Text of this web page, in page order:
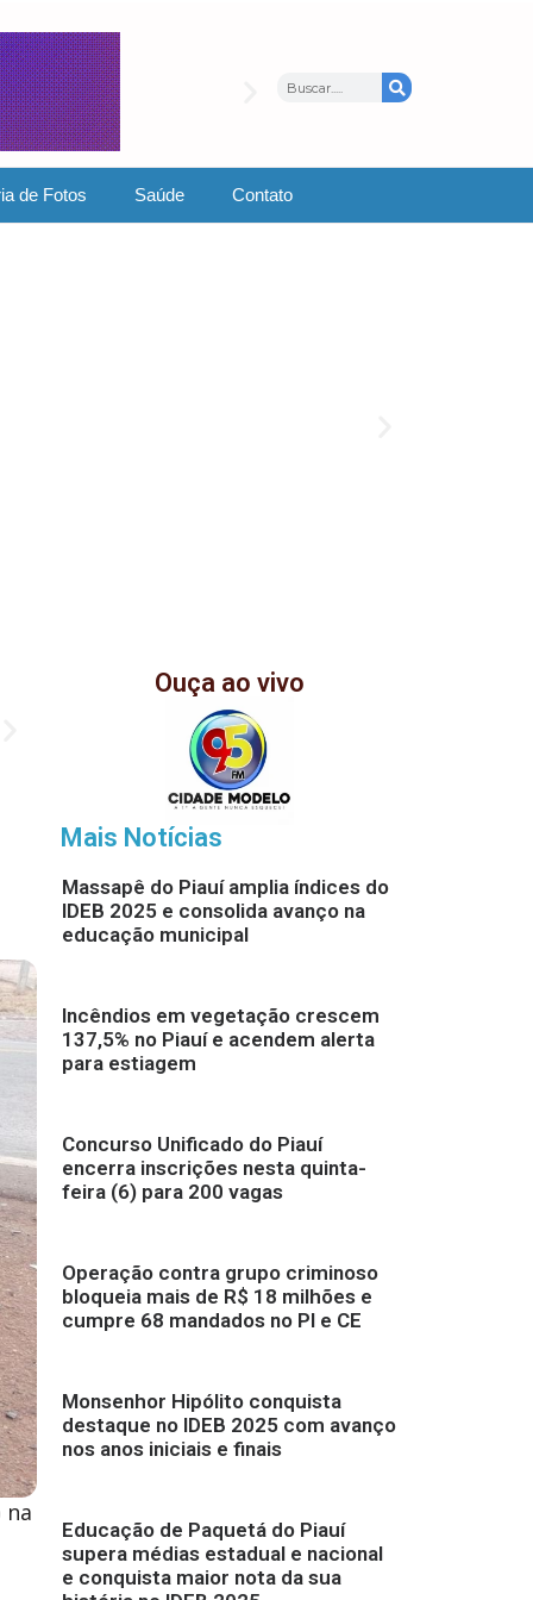
de Fotos Saúde Contato
Ouça ao vivo
Mais Notícias
Massapê do Piauí amplia índices do
IDEB 2025 e consolida avanço na
educação municipal
Incêndios em vegetação crescem
137,5% no Piauí e acendem alerta
para estiagem
Concurso Unificado do Piauí
encerra inscrições nesta quinta-
feira (6) para 200 vagas
Operação contra grupo criminoso
bloqueia mais de R$ 18 milhões e
cumpre 68 mandados no PI e CE
Monsenhor Hipólito conquista
destaque no IDEB 2025 com avanço
nos anos iniciais e finais
Educação de Paquetá do Piauí
supera médias estadual e nacional
e conquista maior nota da sua